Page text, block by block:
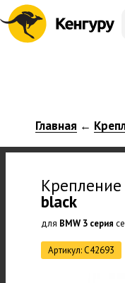
Главная ←
black
для BMW 3 серия
Артикул: C42693